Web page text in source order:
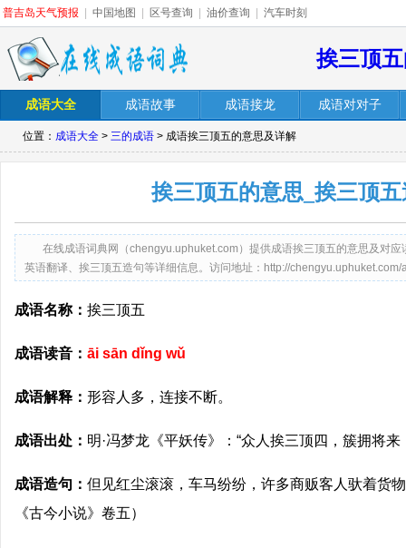
普吉岛天气预报 中国地图 区号查询 油价查询 汽车时刻
挨三顶
成语大全 成语故事 成语接龙 成语对对子
位置： 成语大全 > 三的成语 > 成语挨三顶五的意思及详解
挨三顶五的意思_挨三顶
在线成语词典网（chengyu.uphuket.com）提供成语挨三顶五的意思及对
英语翻译、挨三顶五造句等详细信息。访问地址：http://
成语名称： 挨三顶五
成语读音： āi sān dǐng wǔ
成语解释： 形容人多，连接不断。
成语出处： 明·冯梦龙《平妖传》：“众人挨三顶四，簇拥将
成语造句： 但见红尘滚滚，车马纷纷，许多商贩客人驮着货
《古今小说》卷五）